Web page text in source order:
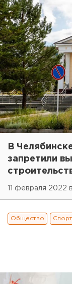
В
запретили
11 февраля 2022
Общество Спорт